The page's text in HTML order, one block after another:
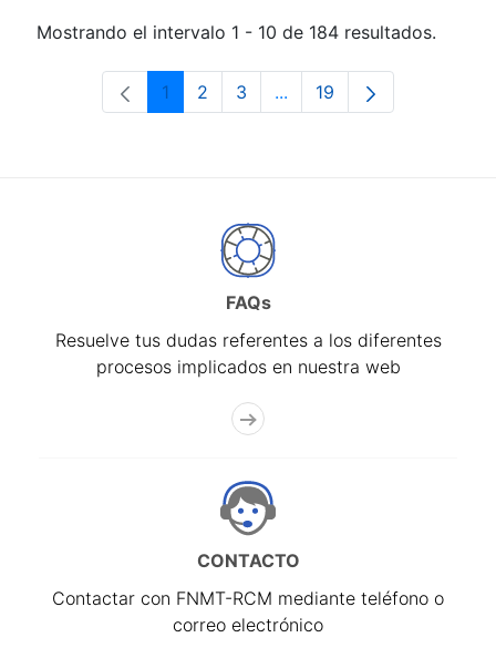
Mostrando el intervalo 1 - 10 de 184 resultados.
Página
1 Página
2 Página
3 ...Páginas intermedias Use
Página
19
FAQs
Resuelve tus dudas referentes a los diferentes
procesos implicados en nuestra web
CONTACTO
Contactar con FNMT-RCM mediante teléfono o
correo electrónico